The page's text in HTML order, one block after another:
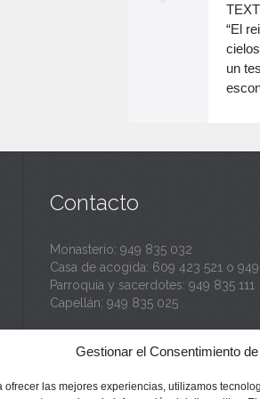
Gestionar el Consentimiento
ofrecer las mejores experiencias, utilizamos
“El
un
Contacto
Monasterio: 949 835 032
Casa de acogida: 609 423 521 o
Parroquia y sacerdotes: 949 835 111
Capellán: 949 835 025
Monasterio:
Casa de acogida: